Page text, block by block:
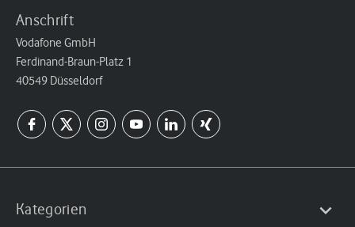
Anschrift
Vodafone GmbH
Ferdinand-Braun-Platz 1
40549 Düsseldorf
Kategorien